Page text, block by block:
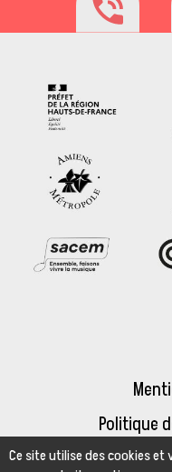
Politique
Ce site utilise des cookies